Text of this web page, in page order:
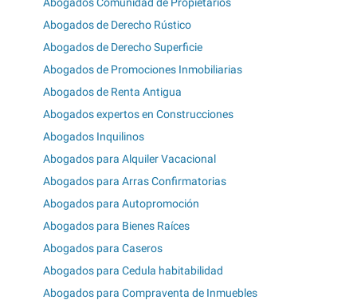
Abogados Comunidad de Propietarios
Abogados de Derecho Rústico
Abogados de Derecho Superficie
Abogados de Promociones Inmobiliarias
Abogados de Renta Antigua
Abogados expertos en Construcciones
Abogados Inquilinos
Abogados para Alquiler Vacacional
Abogados para Arras Confirmatorias
Abogados para Autopromoción
Abogados para Bienes Raíces
Abogados para Caseros
Abogados para Cedula habitabilidad
Abogados para Compraventa de Inmuebles